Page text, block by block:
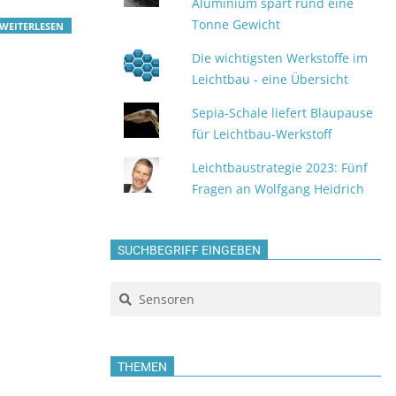
WEITERLESEN
Tonne Gewicht
Die wichtigsten Werkstoffe im
Leichtbau - eine Übersicht
Sepia-Schale liefert Blaupause
für Leichtbau-Werkstoff
Leichtbaustrategie 2023: Fünf
Fragen an Wolfgang Heidrich
SUCHBEGRIFF EINGEBEN
Search
THEMEN